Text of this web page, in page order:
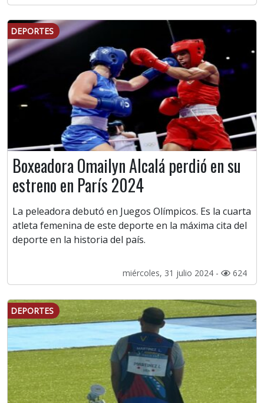
DEPORTES
Boxeadora Omailyn Alcalá perdió en su
estreno en París 2024
La peleadora debutó en Juegos Olímpicos. Es la cuarta
atleta femenina de este deporte en la máxima cita del
deporte en la historia del país.
miércoles, 31 julio 2024 - 624
DEPORTES